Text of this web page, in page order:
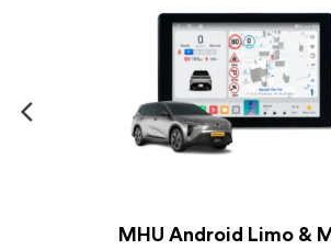
MHU Android Limo &